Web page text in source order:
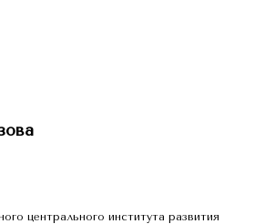
центрального института развития